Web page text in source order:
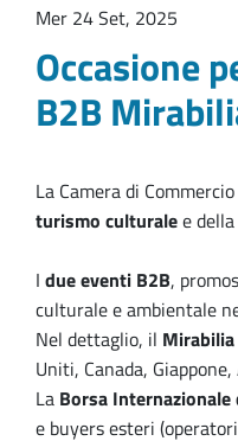
Mer 24 Set, 2025
Occasione
B2B
La Camera di
turismo culturalee della
I due eventi B2B,
culturale e ambientale
Nel dettaglio, il
Uniti, Canada,
La Borsa
e buyers esteri